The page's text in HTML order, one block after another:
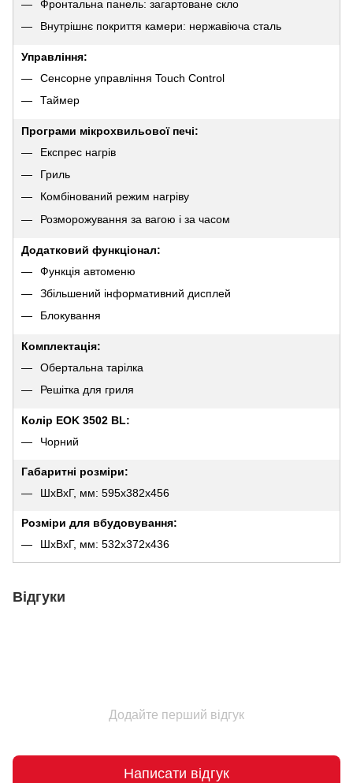
Фронтальна панель: загартоване скло
Внутрішнє покриття камери: нержавіюча сталь
Управління:
Сенсорне управління Touch Control
Таймер
Програми мікрохвильової печі:
Експрес нагрів
Гриль
Комбінований режим нагріву
Розморожування за вагою і за часом
Додатковий функціонал:
Функція автоменю
Збільшений інформативний дисплей
Блокування
Комплектація:
Обертальна тарілка
Решітка для гриля
Колір EOK 3502 BL:
Чорний
Габаритні розміри:
ШхВхГ, мм: 595х382х456
Розміри для вбудовування:
ШхВхГ, мм: 532х372х436
Відгуки
Додайте перший відгук
Написати відгук